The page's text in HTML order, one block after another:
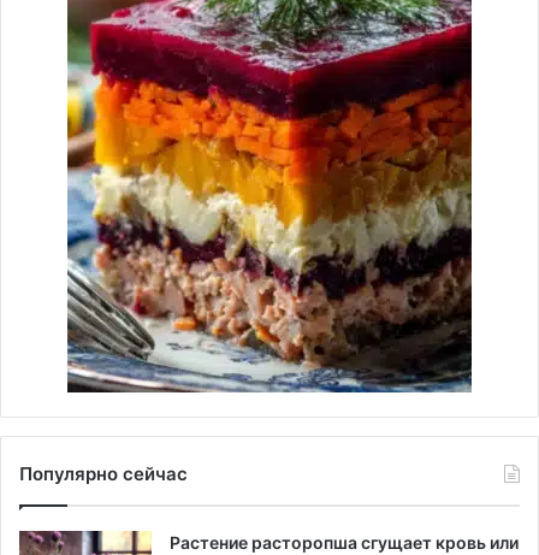
Популярно сейчас
Растение расторопша сгущает кровь или